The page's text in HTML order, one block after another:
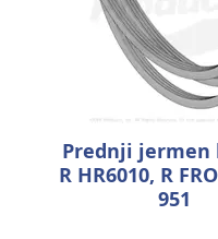
Prednji jermen
R HR6010, R
951